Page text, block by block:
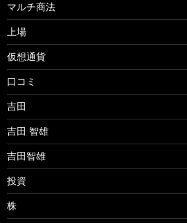
マルチ商法
上場
仮想通貨
口コミ
吉田
吉田 智雄
吉田智雄
投資
株